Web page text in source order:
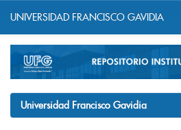
navigation
UNIVERSIDAD FRANCISCO GAVIDIA
Universidad Francisco Gavidia